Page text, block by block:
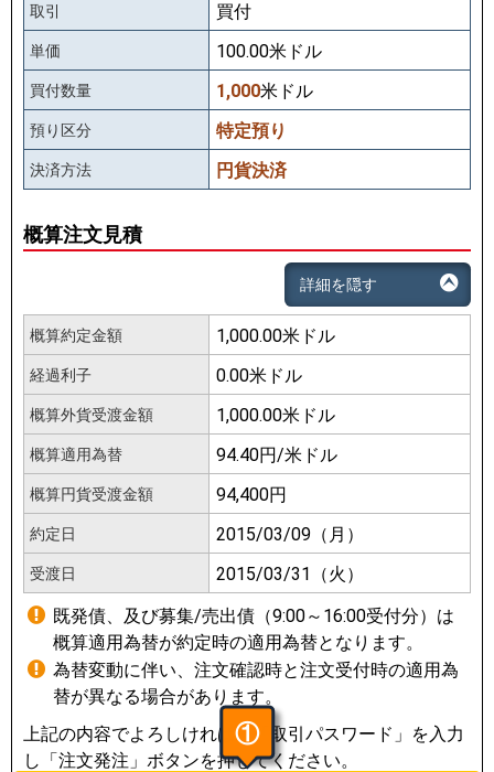
取引 買付
単価 100.00米ドル
買付数量 1,000米ドル
預り区分 特定預り
決済方法 円貨決済
概算注文見積
詳細を隠す
概算約定金額 1,000.00米ドル
経過利子 0.00米ドル
概算外貨受渡金額 1,000.00米ドル
概算適用為替 94.40円/米ドル
概算円貨受渡金額 94,400円
約定日 2015/03/09（月）
受渡日
2015/03/31（火）
既発債、及び募集/売出債（9:00～16:00受付分）は
概算適用為替が約定時の適用為替となります。
為替変動に伴い、注文確認時と注文受付時の適用為
替が異なる場合があります。
上記の内容でよろしければ、「取引パスワード」を入力
し「注文発注」ボタンを押してください。
①